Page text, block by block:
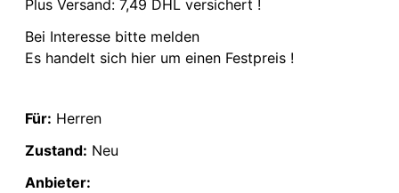
Plus Versand: 7,49 DHL versichert !
Bei Interesse bitte melden
Es handelt sich hier um einen Festpreis !
Für: Herren
Zustand: Neu
Anbieter: